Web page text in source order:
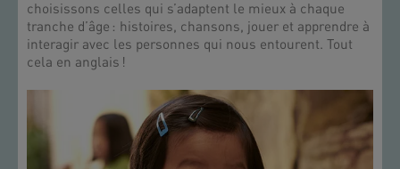
choisissons celles qui s’adaptent le mieux à chaque
tranche d’âge : histoires, chansons, jouer et apprendre à
interagir avec les personnes qui nous entourent. Tout
cela en anglais !